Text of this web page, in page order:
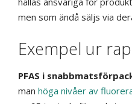
men som ändå säljs via
Exempel ur
PFAS i
man höga nivåer av